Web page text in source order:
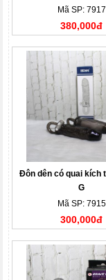
Mã SP: 7917
380,000đ
Đôn dên có quai kích
G
Mã SP: 7915
300,000đ